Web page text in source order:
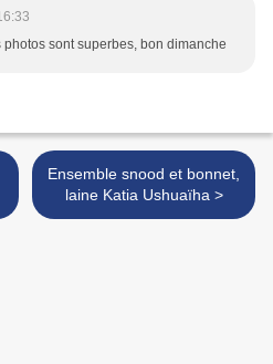
sont superbes, bon dimanche
Ensemble snood et bonnet,
laine Katia Ushuaïha >